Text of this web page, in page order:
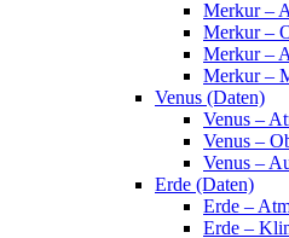
Merkur –
Merkur –
Merkur –
Merkur –
Venus (Daten)
Venus –
Venus –
Venus –
Erde (Daten)
Erde –
Erde –